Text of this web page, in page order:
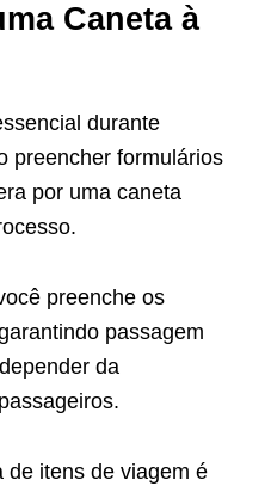
Caneta à
durante
preencher formulários
por uma caneta
preenche os
passagem
da
de itens de viagem é